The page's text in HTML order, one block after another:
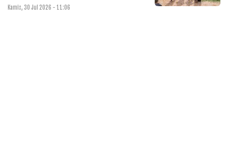
Kamis, 30 Jul 2026 - 11:06